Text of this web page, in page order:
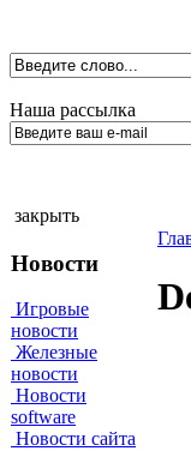
Наша рассылка
закрыть
Новости
Игровые
новости
Железные
новости
Новости
software
Новости сайта